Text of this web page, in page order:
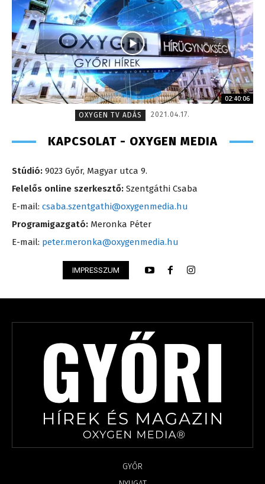
02:40:06
OXYGEN TV ADÁS
2021.04.17.
KAPCSOLAT - OXYGEN MEDIA
Stúdió: 9023 Győr, Magyar utca 9.
Felelős online szerkesztő: Szentgáthi Csaba
E-mail: csaba.szentgathi@oxygenmedia.hu
Programigazgató: Meronka Péter
E-mail: peter.meronka@oxygenmedia.hu
IMPRESSZUM
GYŐR